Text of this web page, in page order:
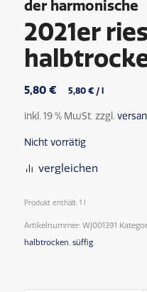
der harmonische
2021er
5,80 € 5,80 €/ l
inkl. 19 % MwSt. zzgl.
Nicht vorrätig
vergleichen
Produkt enthält: 1
Artikelnummer: WJ001391
halbtrocken, süffig